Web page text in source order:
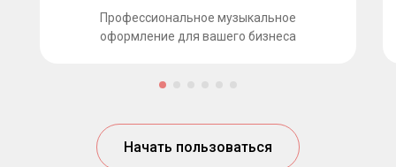
Профессиональное музыкальное
оформление для вашего бизнеса
Начать пользоваться